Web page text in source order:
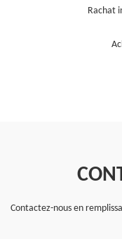
Rachat
Contactez-nous en